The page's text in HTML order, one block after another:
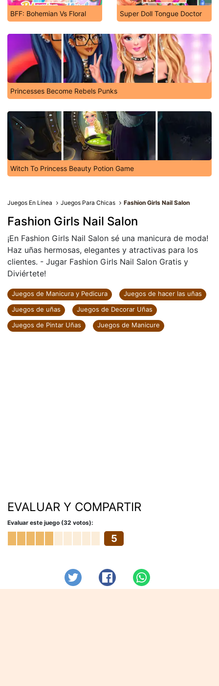
BFF: Bohemian Vs Floral Super Doll Tongue Doctor
Princesses Become Rebels Punks
Witch To Princess Beauty Potion Game
Juegos En Línea Juegos Para Chicas Fashion Girls Nail Salon
Fashion Girls Nail Salon
¡En Fashion Girls Nail Salon sé una manicura de moda!
Haz uñas hermosas, elegantes y atractivas para los
clientes. - Jugar Fashion Girls Nail Salon Gratis y
Diviértete!
Juegos de Manicura y Pedicura
Juegos de hacer las uñas
Juegos de uñas
Juegos de Decorar Uñas
Juegos de Pintar Uñas
Juegos de Manicure
EVALUAR Y COMPARTIR
Evaluar este juego (32 votos):
5